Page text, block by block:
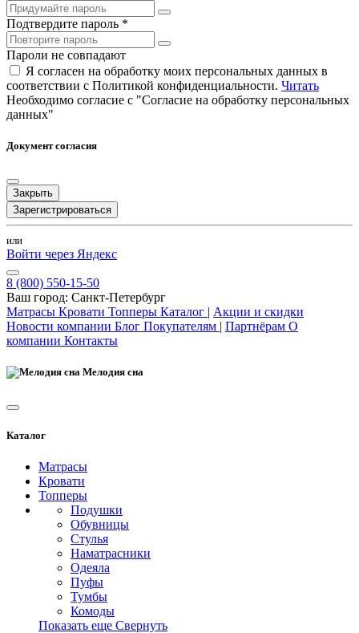
Подтвердите пароль *
Пароли не совпадают
Я согласен на обработку моих персональных данных в
соответствии с Политикой конфиденциальности. Читать
Необходимо согласие с "Согласие на обработку персональных
данных"
Документ согласия
Закрыть
Зарегистрироваться
или
Войти через Яндекс
8 (800) 550-15-50
Ваш город: Санкт-Петербург
Матрасы Кровати Топперы Каталог | Акции и скидки
Новости компании Блог Покупателям | Партнёрам О
компании Контакты
Мелодия сна
Каталог
Матрасы
Кровати
Топперы
Подушки
Обувницы
Стулья
Наматрасники
Одеяла
Пуфы
Тумбы
Комоды
Показать еще Свернуть